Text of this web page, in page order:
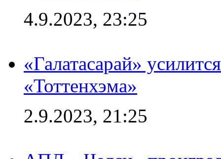
4.9.2023, 23:25
«Галатасарай»
«Тоттенхэма»
2.9.2023, 21:25